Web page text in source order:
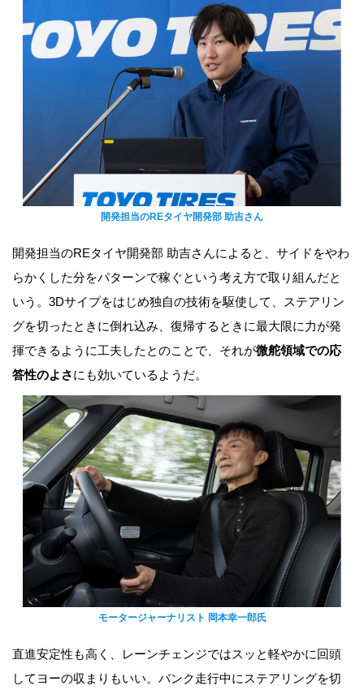
開発担当のREタイヤ開発部 助吉さん
開発担当のREタイヤ開発部 助吉さんによると、サイドをやわ
らかくした分をパターンで稼ぐという考え方で取り組んだと
いう。3Dサイプをはじめ独自の技術を駆使して、ステアリン
グを切ったときに倒れ込み、復帰するときに最大限に力が発
揮できるように工夫したとのことで、それが微舵領域での応
答性のよさにも効いているようだ。
モータージャーナリスト 岡本幸一郎氏
直進安定性も高く、レーンチェンジではスッと軽やかに回頭
してヨーの収まりもいい。バンク走行中にステアリングを切